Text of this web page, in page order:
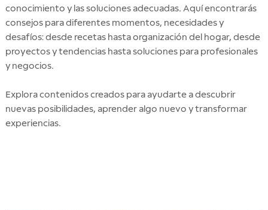
conocimiento y las soluciones adecuadas. Aquí encontrarás
consejos para diferentes momentos, necesidades y
desafíos: desde recetas hasta organización del hogar, desde
proyectos y tendencias hasta soluciones para profesionales
y negocios.
Explora contenidos creados para ayudarte a descubrir
nuevas posibilidades, aprender algo nuevo y transformar
experiencias.